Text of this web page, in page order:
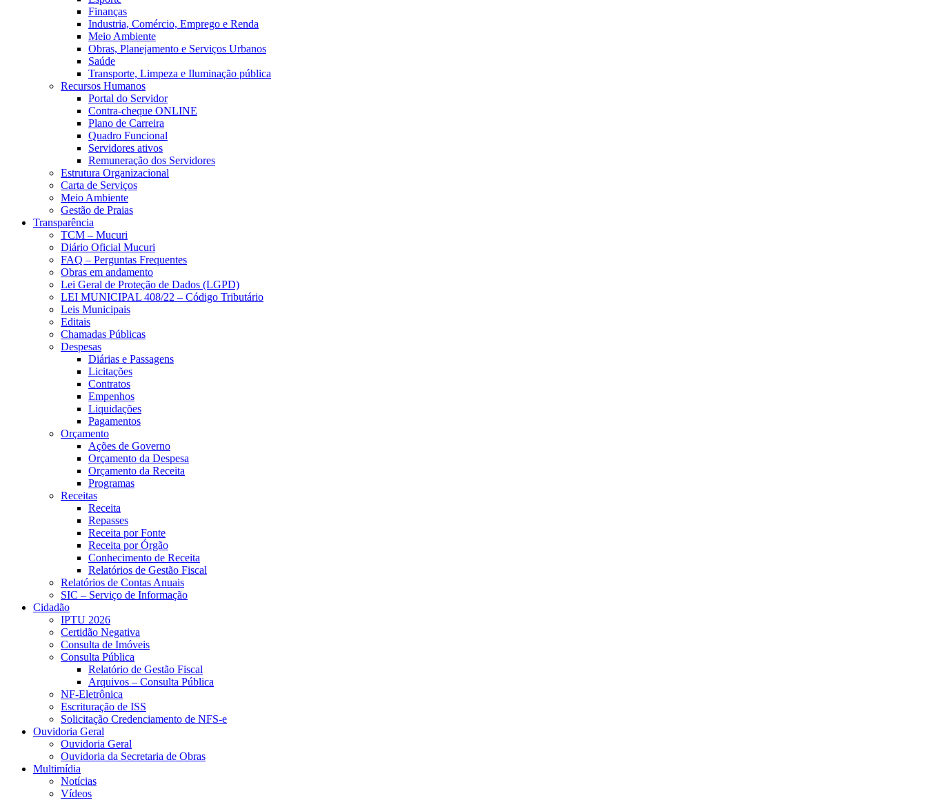
Finanças
Industria, Comércio, Emprego e Renda
Meio Ambiente
Obras, Planejamento e Serviços Urbanos
Saúde
Transporte, Limpeza e Iluminação pública
Recursos Humanos
Portal do Servidor
Contra-cheque ONLINE
Plano de Carreira
Quadro Funcional
Servidores ativos
Remuneração dos Servidores
Estrutura Organizacional
Carta de Serviços
Meio Ambiente
Gestão de Praias
Transparência
TCM – Mucuri
Diário Oficial Mucuri
FAQ – Perguntas Frequentes
Obras em andamento
Lei Geral de Proteção de Dados (LGPD)
LEI MUNICIPAL 408/22 – Código Tributário
Leis Municipais
Editais
Chamadas Públicas
Despesas
Diárias e Passagens
Licitações
Contratos
Empenhos
Liquidações
Pagamentos
Orçamento
Ações de Governo
Orçamento da Despesa
Orçamento da Receita
Programas
Receitas
Receita
Repasses
Receita por Fonte
Receita por Órgão
Conhecimento de Receita
Relatórios de Gestão Fiscal
Relatórios de Contas Anuais
SIC – Serviço de Informação
Cidadão
IPTU 2026
Certidão Negativa
Consulta de Imóveis
Consulta Pública
Relatório de Gestão Fiscal
Arquivos – Consulta Pública
NF-Eletrônica
Escrituração de ISS
Solicitação Credenciamento de NFS-e
Ouvidoria Geral
Ouvidoria Geral
Ouvidoria da Secretaria de Obras
Multimídia
Notícias
Vídeos